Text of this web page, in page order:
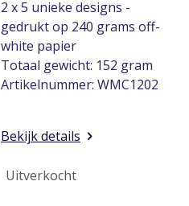
2 x 5 unieke designs -
gedrukt op 240 grams off-
white papier
Totaal gewicht: 152 gram
Artikelnummer: WMC1202
Bekijk details
Uitverkocht